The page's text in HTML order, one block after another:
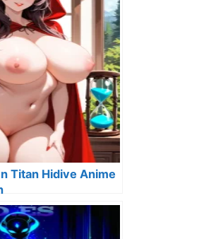
Titan Hidive Anime